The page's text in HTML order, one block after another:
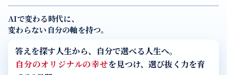
AIで変わる時代に、
変わらない自分の軸を持つ。
答えを探す人生から、自分で選べる人生へ。
自分のオリジナルの幸せを見つけ、選び抜く力を育